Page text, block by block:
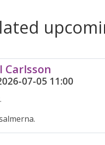
07-05 11:00